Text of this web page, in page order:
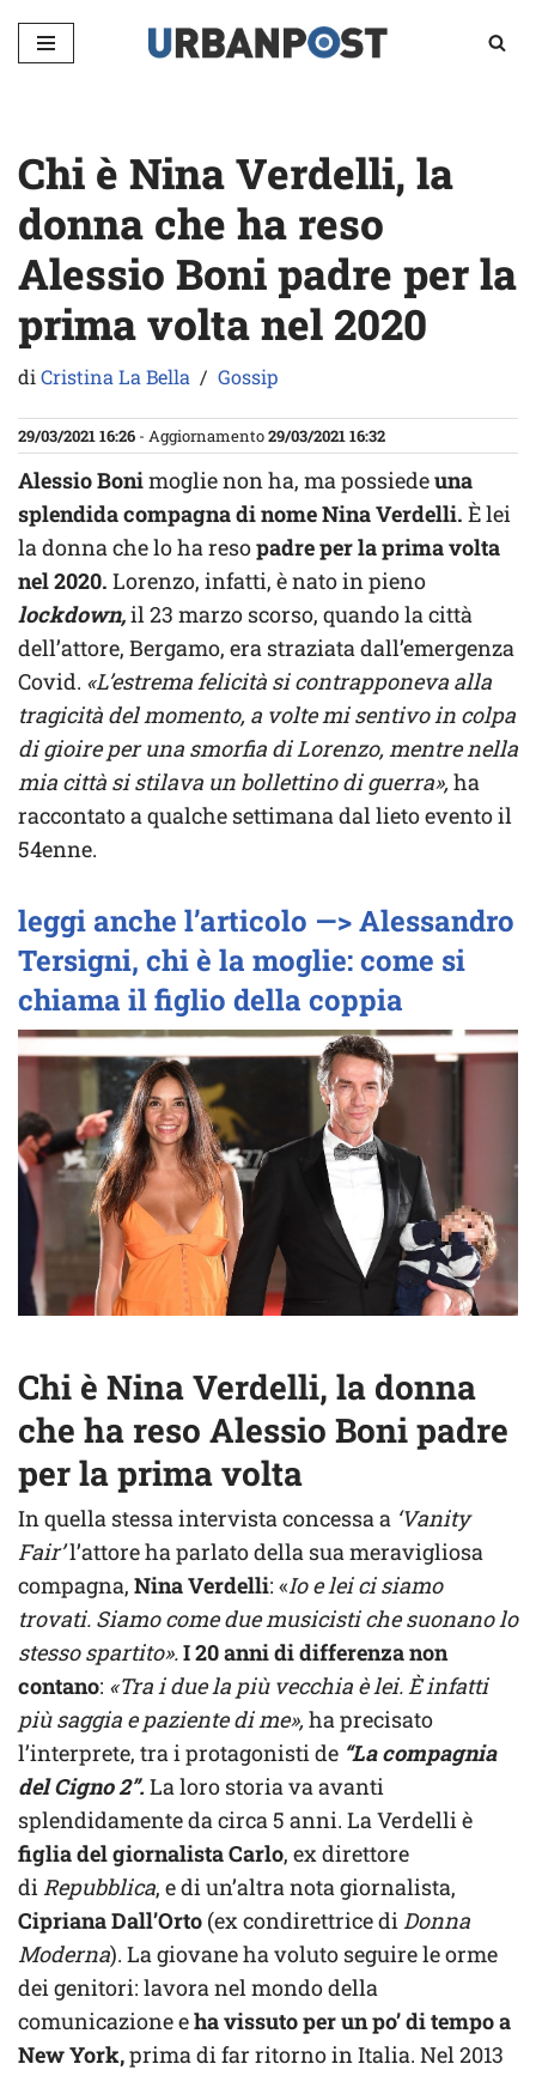
Vai
Chi è Nina Verdelli, la
donna che ha reso
Alessio Boni padre per la
prima volta nel 2020
diCristina La Bella Gossip
29/03/2021 16:26 - Aggiornamento29/03/2021 16:32
Alessio Bonimoglie non ha, ma possiedeuna
splendida compagna di nome Nina Verdelli. È lei
la donna che lo ha resopadre per la prima volta
nel 2020. Lorenzo, infatti, è nato in pieno
lockdown,il 23 marzo scorso, quando la città
dell’attore, Bergamo, era straziata dall’emergenza
Covid. «L’estrema felicità si contrapponeva alla
tragicità del momento, a volte mi sentivo in colpa
di gioire per una smorfia di Lorenzo, mentre nella
mia città si stilava un bollettino di guerra»,ha
raccontato a qualche settimana dal lieto evento il
54enne.
leggi anche l’articolo —> Alessandro
Tersigni, chi è la moglie: come si
chiama il figlio della coppia
Chi è Nina Verdelli, la donna
che ha reso Alessio Boni padre
per la prima volta
In quella stessa intervista concessa a ‘Vanity
Fair’l’attore ha parlato della sua meravigliosa
compagna, Nina Verdelli: «Io e lei ci siamo
trovati. Siamo come due musicisti che suonano lo
stesso spartito».I 20 anni di differenza non
contano: «Tra i due la più vecchia è lei. È infatti
più saggia e paziente di me»,ha precisato
l’interprete, tra i protagonisti de “La compagnia
del Cigno 2”. La loro storia va avanti
splendidamente da circa 5 anni. La Verdelli è
figlia del giornalista Carlo, ex direttore
di Repubblica, e di un’altra nota giornalista,
Cipriana Dall’Orto (ex condirettrice di Donna
Moderna). La giovane ha voluto seguire le orme
dei genitori: lavora nel mondo della
comunicazione eha vissuto per un po’ di tempo a
New York,prima di far ritorno in Italia. Nel 2013